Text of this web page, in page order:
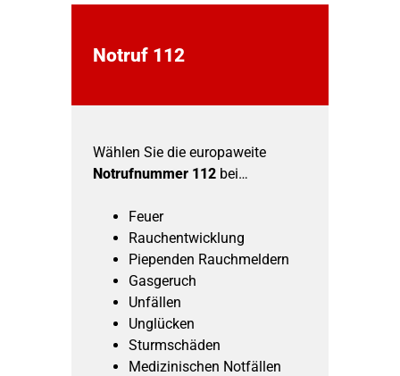
Notruf 112
Wählen Sie die europaweite
Notrufnummer 112 bei…
Feuer
Rauchentwicklung
Piependen Rauchmeldern
Gasgeruch
Unfällen
Unglücken
Sturmschäden
Medizinischen Notfällen